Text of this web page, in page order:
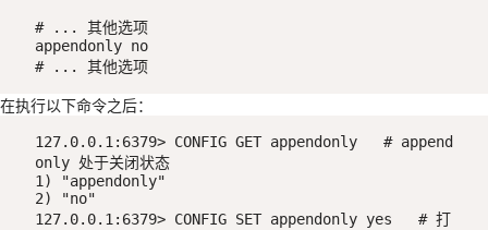
# ... 其他选项
appendonly no
# ... 其他选项
在执行以下命令之后：
127.0.0.1:6379> CONFIG GET appendonly   # append
only 处于关闭状态
1) "appendonly"
2) "no"
127.0.0.1:6379> CONFIG SET appendonly yes   # 打